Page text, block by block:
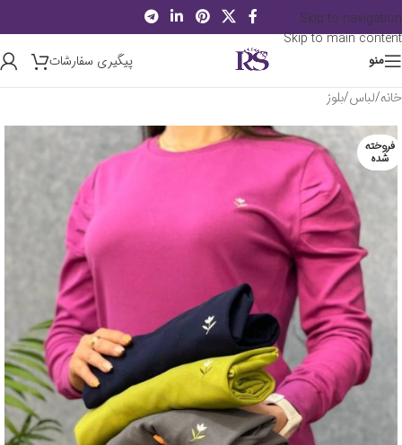
Skip to navigation
Skip to main content
منو
پیگیری سفارشات
خانه/لباس/بلوز
فروخته
شده